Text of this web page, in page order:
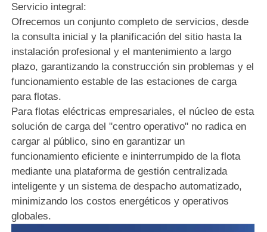
Servicio integral:
Ofrecemos un conjunto completo de servicios, desde
la consulta inicial y la planificación del sitio hasta la
instalación profesional y el mantenimiento a largo
plazo, garantizando la construcción sin problemas y el
funcionamiento estable de las estaciones de carga
para flotas.
Para flotas eléctricas empresariales, el núcleo de esta
solución de carga del "centro operativo" no radica en
cargar al público, sino en garantizar un
funcionamiento eficiente e ininterrumpido de la flota
mediante una plataforma de gestión centralizada
inteligente y un sistema de despacho automatizado,
minimizando los costos energéticos y operativos
globales.